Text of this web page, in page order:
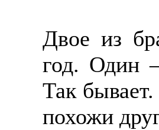
Двое из
год. Один
Так
похожи